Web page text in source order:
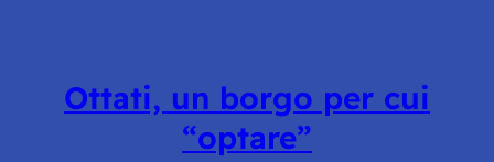
Ottati, un borgo per cui
“optare”